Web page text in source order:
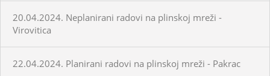
20.04.2024. Neplanirani radovi na plinskoj mreži -
Virovitica
22.04.2024. Planirani radovi na plinskoj mreži - Pakrac